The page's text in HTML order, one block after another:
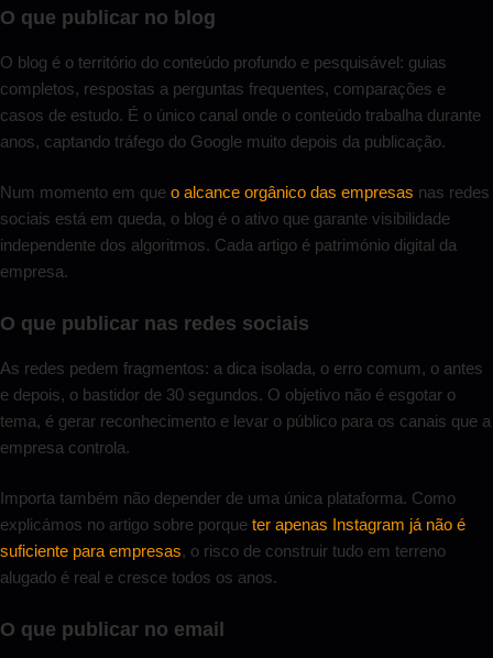
O que publicar no blog
O blog é o território do conteúdo profundo e pesquisável: guias
completos, respostas a perguntas frequentes, comparações e
casos de estudo. É o único canal onde o conteúdo trabalha durante
anos, captando tráfego do Google muito depois da publicação.
Num momento em que o alcance orgânico das empresas nas redes
sociais está em queda, o blog é o ativo que garante visibilidade
independente dos algoritmos. Cada artigo é património digital da
empresa.
O que publicar nas redes sociais
As redes pedem fragmentos: a dica isolada, o erro comum, o antes
e depois, o bastidor de 30 segundos. O objetivo não é esgotar o
tema, é gerar reconhecimento e levar o público para os canais que a
empresa controla.
Importa também não depender de uma única plataforma. Como
explicámos no artigo sobre porque ter apenas Instagram já não é
suficiente para empresas, o risco de construir tudo em terreno
alugado é real e cresce todos os anos.
O que publicar no email